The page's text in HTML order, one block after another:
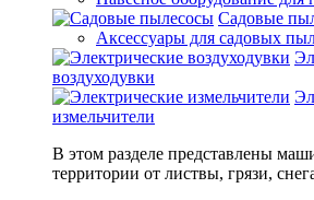
Садовые
Аксессуары для садовых
воздуходувки
измельчители
В этом разделе представлены
территории от листвы, грязи,